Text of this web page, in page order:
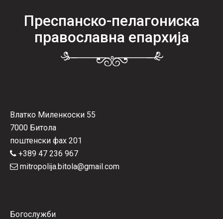
Преспанско-пелагониска
православна епархија
Влатко Миленкоски 55
7000 Битола
поштенски фах 201
+389 47 236 967
mitropolija.bitola@gmail.com
Богослужби